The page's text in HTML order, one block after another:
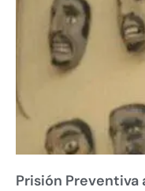
Prisión Preventiva